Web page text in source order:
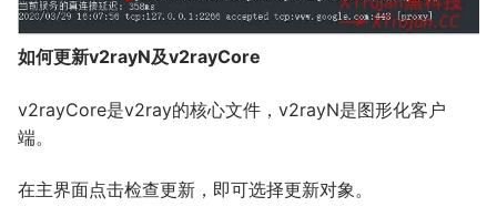
如何更新v2rayN及v2rayCore
v2rayCore是v2ray的核心文件，v2rayN是图形化客户
端。
在主界面点击检查更新，即可选择更新对象。